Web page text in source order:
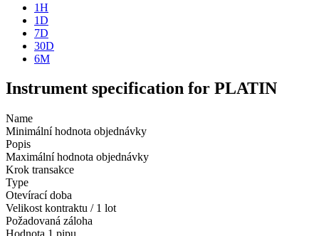
1H
1D
7D
30D
6M
Instrument specification for PLATIN
Name
Minimální hodnota objednávky
Popis
Maximální hodnota objednávky
Krok transakce
Type
Otevírací doba
Velikost kontraktu / 1 lot
Požadovaná záloha